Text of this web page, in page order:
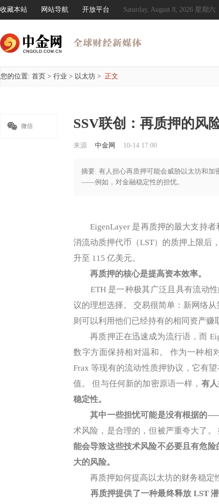
收藏本站 网站导航 开放平台 Saturday, August 8, 2026 星期六
您的位置: 首页 > 行业 > 以太坊 > 正文
 微信 SSV联创：再质押的风
来源 中金网 10-14 17:00
摘要: 有人担心再质押可能会威胁以太坊和
——例如，对金融稳定性的担忧。
EigenLayer 是再质押的最大支持者
消流动质押代币（LST）的质押上限后
升至 115 亿美元。
再质押的核心是提高资本效率。
ETH 是一种极其广泛且具有流动性
议的理想选择。 交易很简单：新网络
则可以利用他们已经持有的相同资产赚
再质押正在迅速成为流行语，而
数字方面保持相对温和。 作为一种相
Frax 等现有的流动性质押协议，它有
值。 但与任何新的加密原语一样， 有
稳定性。
其中一些担忧可能是没有根据的
术风险，是合理的，但被严重夸大了。
能会导致这些技术风险不必要且有危
大的风险。
再质押如何提高以太坊的财务稳定
再质押提供了一种最终释放 LST